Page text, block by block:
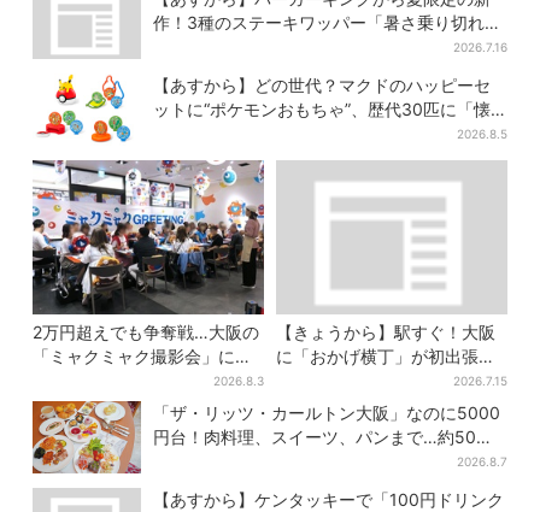
作！3種のステーキワッパー「暑さ乗り切れそ
2026.7.16
【あすから】どの世代？マクドのハッピーセ
ットに“ポケモンおもちゃ”、歴代30匹に「懐
2026.8.5
2万円超えでも争奪戦…大阪の
「ミャクミャク撮影会」に全
国からファン集結、参加者に
聞いた「それでも会いたい理
由」
2026.8.3
【きょうから】駅すぐ！大阪
に「おかげ横丁」が初出張、
現地グルメに初日から行列…
お目当ては？
2026.7.15
「ザ・リッツ・カールトン大阪」なのに5000
円台！肉料理、スイーツ、パンまで…約50種
2026.8.7
【あすから】ケンタッキーで「100円ドリンク